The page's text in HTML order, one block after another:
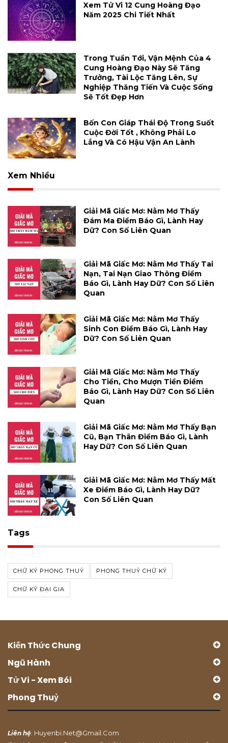
Xem Tử Vi 12 Cung Hoàng Đạo
Năm 2025 Chi Tiết Nhất
Trong Tuần Tới, Vận Mệnh Của 4
Cung Hoàng Đạo Này Sẽ Tăng
Trưởng, Tài Lộc Tăng Lên, Sự
Nghiệp Thăng Tiến Và Cuộc Sống
Sẽ Tốt Đẹp Hơn
Bốn Con Giáp Thái Độ Trong Suốt
Cuộc Đời Tốt , Không Phải Lo
Lắng Và Có Hậu Vận An Lành
Xem Nhiều
Giải Mã Giấc Mơ: Nằm Mơ Thấy
Đám Ma Điềm Báo Gì, Lành Hay
Dữ? Con Số Liên Quan
Giải Mã Giấc Mơ: Nằm Mơ Thấy Tai
Nạn, Tai Nạn Giao Thông Điềm
Báo Gì, Lành Hay Dữ? Con Số Liên
Quan
Giải Mã Giấc Mơ: Nằm Mơ Thấy
Sinh Con Điềm Báo Gì, Lành Hay
Dữ? Con Số Liên Quan
Giải Mã Giấc Mơ: Nằm Mơ Thấy
Cho Tiền, Cho Mượn Tiền Điềm
Báo Gì, Lành Hay Dữ? Con Số Liên
Quan
Giải Mã Giấc Mơ: Nằm Mơ Thấy Bạn
Cũ, Bạn Thân Điềm Báo Gì, Lành
Hay Dữ? Con Số Liên Quan
Giải Mã Giấc Mơ: Nằm Mơ Thấy Mất
Xe Điềm Báo Gì, Lành Hay Dữ?
Con Số Liên Quan
Tags
CHỮ KÝ PHONG THUỶ PHONG THUỶ CHỮ KÝ
CHỮ KÝ ĐẠI GIA
Kiến Thức Chung
Ngũ Hành
Tử Vi - Xem Bói
Phong Thuỷ
Liên hệ: Huyenbi.net@gmail.com